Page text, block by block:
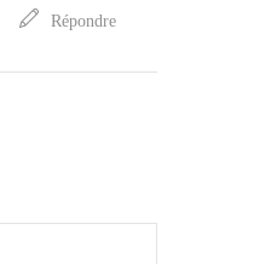
Répondre